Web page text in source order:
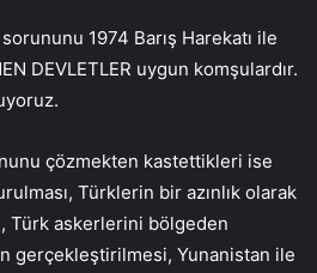
1974 Barış Harekatı ile
DEVLETLER uygun komşulardır.
çözmekten kastettikleri ise
Türklerin bir azınlık olarak
Türk askerlerini bölgeden
gerçekleştirilmesi, Yunanistan ile